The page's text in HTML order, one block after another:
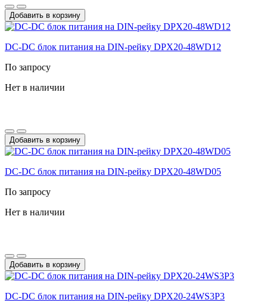
Добавить в корзину
DC-DС блок питания на DIN-рейку DPX20-48WD12
По запросу
Нет в наличии
Добавить в корзину
DC-DС блок питания на DIN-рейку DPX20-48WD05
По запросу
Нет в наличии
Добавить в корзину
DC-DС блок питания на DIN-рейку DPX20-24WS3P3